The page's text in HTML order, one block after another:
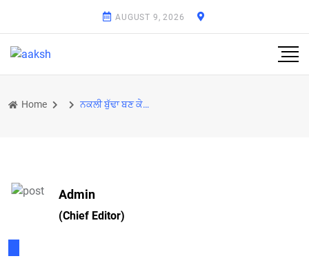
AUGUST 9, 2026
Home ਨਕਲੀ ਬੁੱਢਾ ਬਣ ਕੇ ਵਿਦੇਸ਼ ਜਾਣ ਦੀ ਤਾਕ ਵਿੱਚ ਸੀ ਨੌਜਵਾਨ
Admin
(Chief Editor)